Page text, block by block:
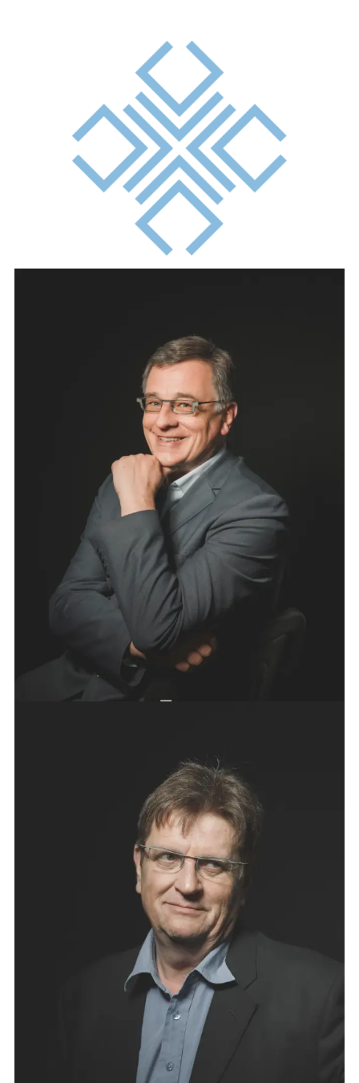
privé à l’Université Paris I Panthéon-Sorbonne,
Michel Rose revient s’installer à Rouen, où il prête
serment en 1991. Il collabore au développement de
l’activité droit social de ses deux premiers
cabinets, avant de fonder le cabinet DPR AVOCAT
en 2007. Formateur à l’Ecole Nationale de
Procédure pour le personnel des avocats
(ENADEP), il est également chargé d’enseignement
à l’Université de Rouen, où il intervient au sein du
Master Droit social et du DU Négociation
collective. Toujours investi dans la défense et le
conseil en matière sociale, Michel Rose est agréé
depuis février 2020 par la Direction Régionale de
L’Economie, de l’Emploi, du Travail et des
Solidarités, en qualité de médiateur des conflits
collectifs du travail.
ASSISTANTE : MADAME LUCIE VARIN
Avocat au barreau de Rouen depuis 1990, Jean-
Claude Dmitroff est titulaire d’une maîtrise
carrières judiciaires de l’Université Paris I
Panthéon-Sorbonne et d’un DESS de droit notarial
de l’Université de Rouen. Associé au sein de
plusieurs structures, il fonde le cabinet DPR
AVOCAT en 2007, pour y assurer le développement
des activités immobilière et commerciales. Jean-
conseille et défend une clientèle
de PME, grandes entreprises et institutionnels
l’ensemble de leurs problématiques de
responsabilité, d’assurance ou de recouvrement,
notamment dans le cadre d’opérations
immobilières complexes
(construction,
copropriété et ASL, assurances)
(conciliation, sauvegarde,